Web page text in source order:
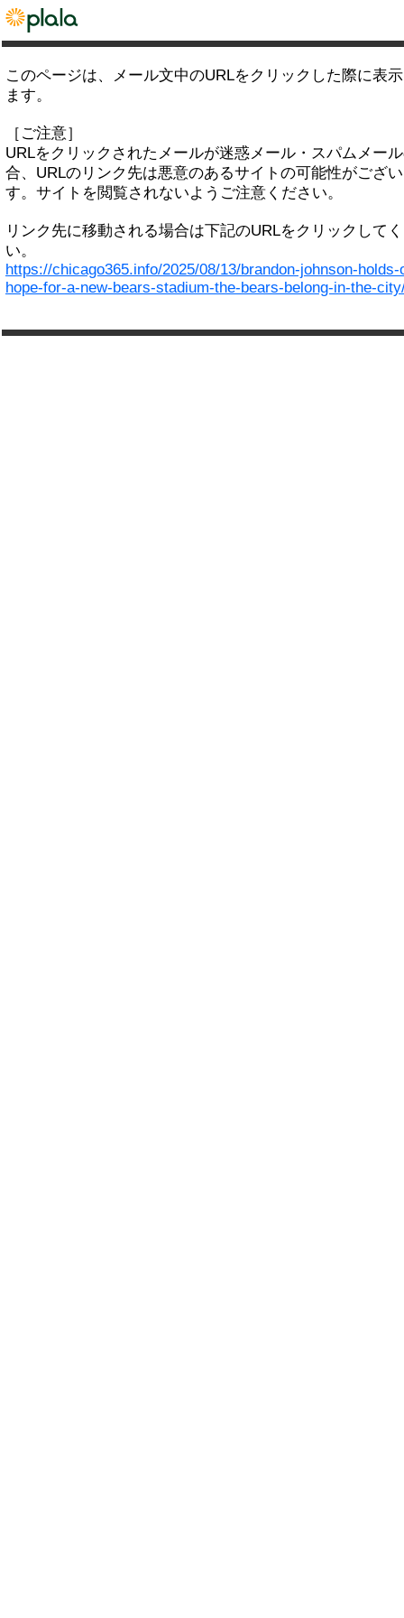
このページは、メール文中のURLをクリックした際に表
ます。
［ご注意］
URLをクリックされたメールが迷惑メール・スパムメー
合、URLのリンク先は悪意のあるサイトの可能性がござ
す。サイトを閲覧されないようご注意ください。
リンク先に移動される場合は下記のURLをクリックして
い。
https://chicago365.info/2025/08/13/brandon-johnson-holds-
hope-for-a-new-bears-stadium-the-bears-belong-in-the-